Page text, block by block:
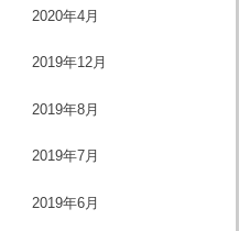
2020年4月
2019年12月
2019年8月
2019年7月
2019年6月